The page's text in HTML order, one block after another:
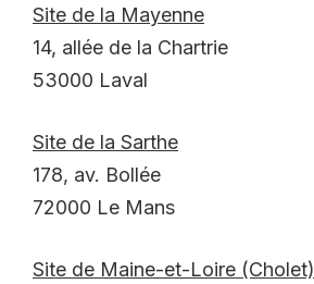
Site de la Mayenne
14, allée de la Chartrie
53000 Laval
Site de la Sarthe
178, av. Bollée
72000 Le Mans
Site de Maine-et-Loire (Cholet)